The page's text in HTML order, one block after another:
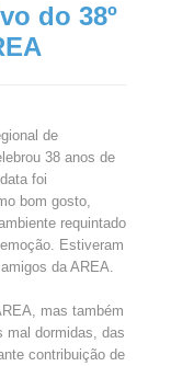
do 38º
de
38 anos de
foi
bom gosto,
requintado
Estiveram
da AREA.
mas também
mal dormidas, das
contribuição de